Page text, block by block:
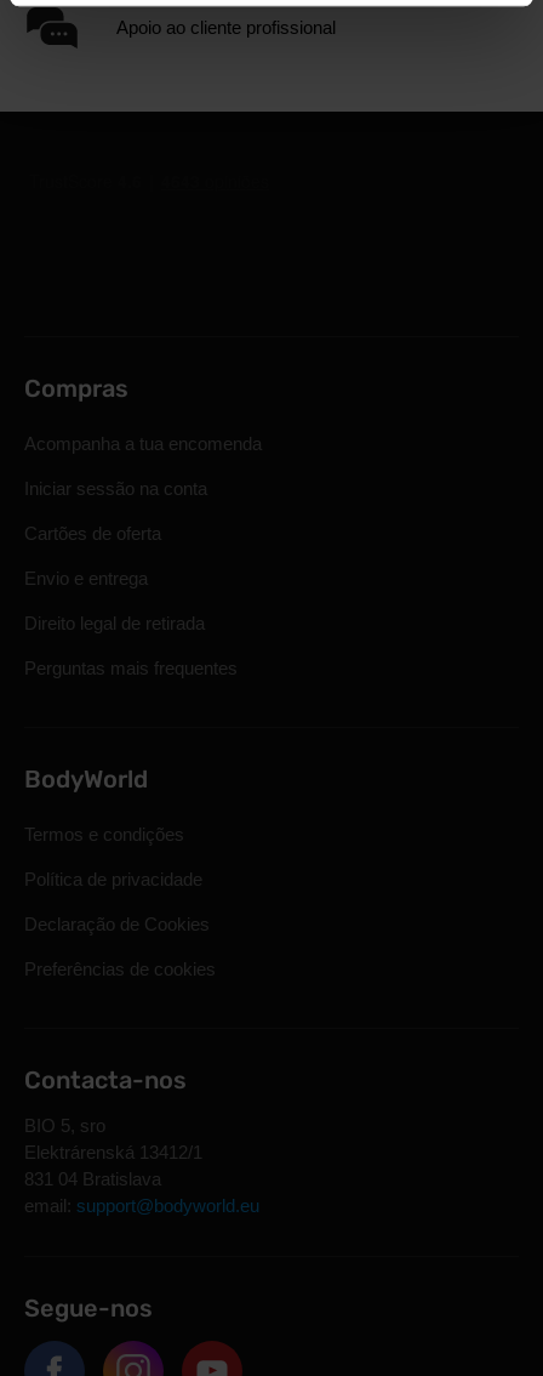
Apoio ao cliente profissional
Compras
Acompanha a tua encomenda
Iniciar sessão na conta
Cartões de oferta
Envio e entrega
Direito legal de retirada
Perguntas mais frequentes
BodyWorld
Termos e condições
Política de privacidade
Declaração de Cookies
Preferências de cookies
Contacta-nos
BIO 5, sro
Elektrárenská 13412/1
831 04 Bratislava
email: support@bodyworld.eu
Segue-nos